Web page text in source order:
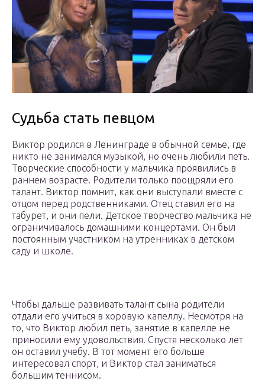
Судьба стать певцом
Виктор родился в Ленинграде в обычной семье, где
никто не занимался музыкой, но очень любили петь.
Творческие способности у мальчика проявились в
раннем возрасте. Родители только поощряли его
талант. Виктор помнит, как они выступали вместе с
отцом перед родственниками. Отец ставил его на
табурет, и они пели. Детское творчество мальчика не
ограничивалось домашними концертами. Он был
постоянным участником на утренниках в детском
саду и школе.
Чтобы дальше развивать талант сына родители
отдали его учиться в хоровую капеллу. Несмотря на
то, что Виктор любил петь, занятие в капелле не
приносили ему удовольствия. Спустя несколько лет
он оставил учебу. В тот момент его больше
интересовал спорт, и Виктор стал заниматься
большим теннисом.